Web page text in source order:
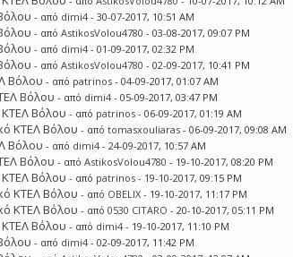
- από dimi4 - 30-07-2017, 10:51 AM
- απόAstikosVolou4780 - 03-08-2017, 09:07 PM
- από dimi4 - 01-09-2017, 02:32 PM
- απόAstikosVolou4780 - 02-09-2017, 10:41 PM
Βόλου - από patrinos - 04-09-2017, 01:07 AM
Βόλου - από dimi4 - 05-09-2017, 03:47 PM
ΚΤΕΛ Βόλου - από patrinos - 06-09-2017, 01:19 AM
ΚΤΕΛ Βόλου - απόtomasxouliaras - 06-09-2017, 09:08 AM
Βόλου - από dimi4 - 24-09-2017, 10:57 AM
Βόλου - απόAstikosVolou4780 - 19-10-2017, 08:20 PM
ΚΤΕΛ Βόλου - από patrinos - 19-10-2017, 09:15 PM
ΚΤΕΛ Βόλου - από OBELIX - 19-10-2017, 11:17 PM
ΚΤΕΛ Βόλου - από0530 CITARO - 20-10-2017, 05:11 PM
ΚΤΕΛ Βόλου - από dimi4 - 19-10-2017, 11:10 PM
- από dimi4 - 02-09-2017, 11:42 PM